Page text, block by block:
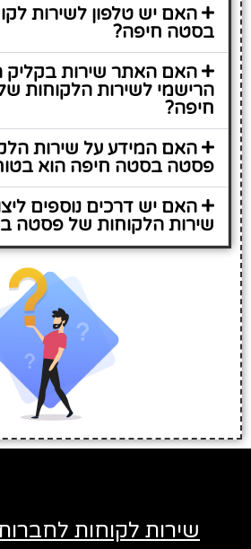
האם יש טלפון לשירות
בסטה חיפה?
האם האתר שירות בקליק
הרישמי לשירות הלקוחות
חיפה?
האם המידע על שירות
פסטה בסטה חיפה הוא
האם יש דרכים נוספים
שירות הלקוחות של פסטה
שירות לקוחות